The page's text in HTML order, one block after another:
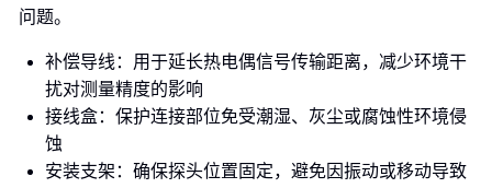
问题。
补偿导线：用于延长热电偶信号传输距离，减少环境干
扰对测量精度的影响
接线盒：保护连接部位免受潮湿、灰尘或腐蚀性环境侵
蚀
安装支架：确保探头位置固定，避免因振动或移动导致